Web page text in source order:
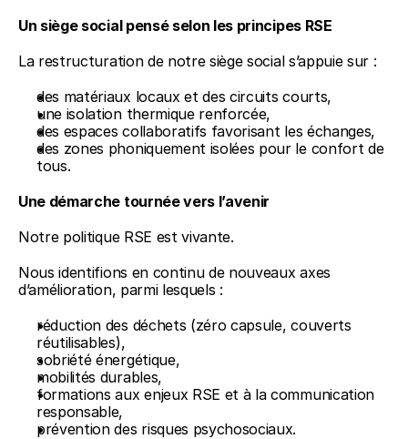
Un siège social pensé selon les principes RSE
La restructuration de notre siège social s’appuie sur :
des matériaux locaux et des circuits courts,
une isolation thermique renforcée,
des espaces collaboratifs favorisant les échanges,
des zones phoniquement isolées pour le confort de
tous.
Une démarche tournée vers l’avenir
Notre politique RSE est vivante.
Nous identifions en continu de nouveaux axes
d’amélioration, parmi lesquels :
réduction des déchets (zéro capsule, couverts
réutilisables),
sobriété énergétique,
mobilités durables,
formations aux enjeux RSE et à la communication
responsable,
prévention des risques psychosociaux.